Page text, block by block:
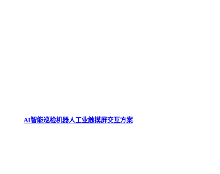
AI智能巡检机器人工业触摸屏交互方案